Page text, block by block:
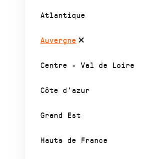
Atlantique
Auvergne
Centre - Val de Loire
Côte d’azur
Grand Est
Hauts de France